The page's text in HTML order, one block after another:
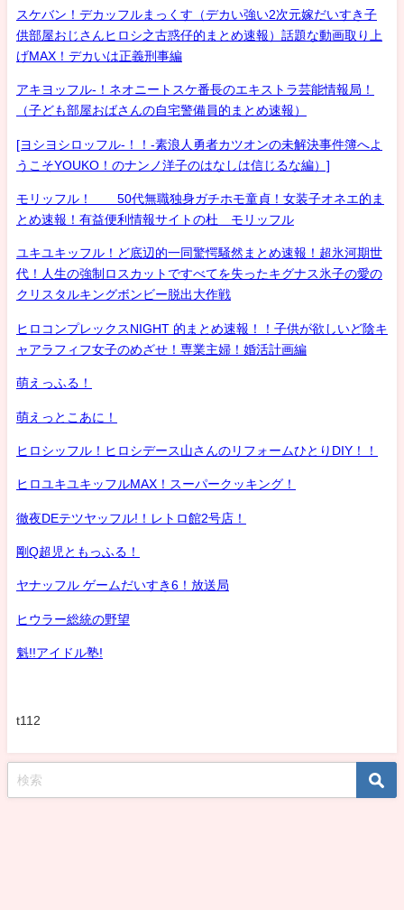
スケバン！デカッフルまっくす（デカい強い2次元嫁だいすき子
供部屋おじさんヒロシ之古惑仔的まとめ速報）話題な動画取り上
げMAX！デカいは正義刑事編
アキヨッフル-！ネオニートスケ番長のエキストラ芸能情報局！
（子ども部屋おばさんの自宅警備員的まとめ速報）
[ヨシヨシロッフル-！！-素浪人勇者カツオンの未解決事件簿へよ
うこそYOUKO！のナンノ洋子のはなしは信じるな編）]
モリッフル！ 50代無職独身ガチホモ童貞！女装子オネエ的ま
とめ速報！有益便利情報サイトの杜 モリッフル
ユキユキッフル！ど底辺的一同驚愕騒然まとめ速報！超氷河期世
代！人生の強制ロスカットですべてを失ったキグナス氷子の愛の
クリスタルキングボンビー脱出大作戦
ヒロコンプレックスNIGHT 的まとめ速報！！子供が欲しいど陰キ
ャアラフィフ女子のめざせ！専業主婦！婚活計画編
萌えっふる！
萌えっとこあに！
ヒロシッフル！ヒロシデース山さんのリフォームひとりDIY！！
ヒロユキユキッフルMAX！スーパークッキング！
徹夜DEテツヤッフル!！レトロ館2号店！
剛Q超児ともっふる！
ヤナッフル ゲームだいすき6！放送局
ヒウラー総統の野望
魁!!アイドル塾!
t112